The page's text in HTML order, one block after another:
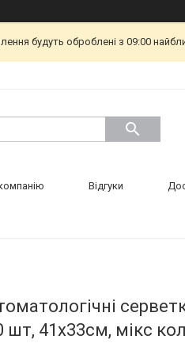
будуть оброблені з 09:00
Відгуки
шт, 41х33см, мікс